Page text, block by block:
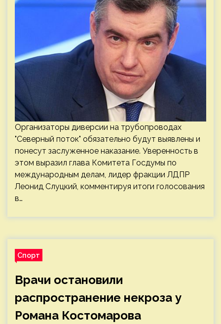
Организаторы диверсии на трубопроводах
"Северный поток" обязательно будут выявлены и
понесут заслуженное наказание. Уверенность в
этом выразил глава Комитета Госдумы по
международным делам, лидер фракции ЛДПР
Леонид Слуцкий, комментируя итоги голосования
в…
Спорт
Врачи остановили
распространение некроза у
Романа Костомарова